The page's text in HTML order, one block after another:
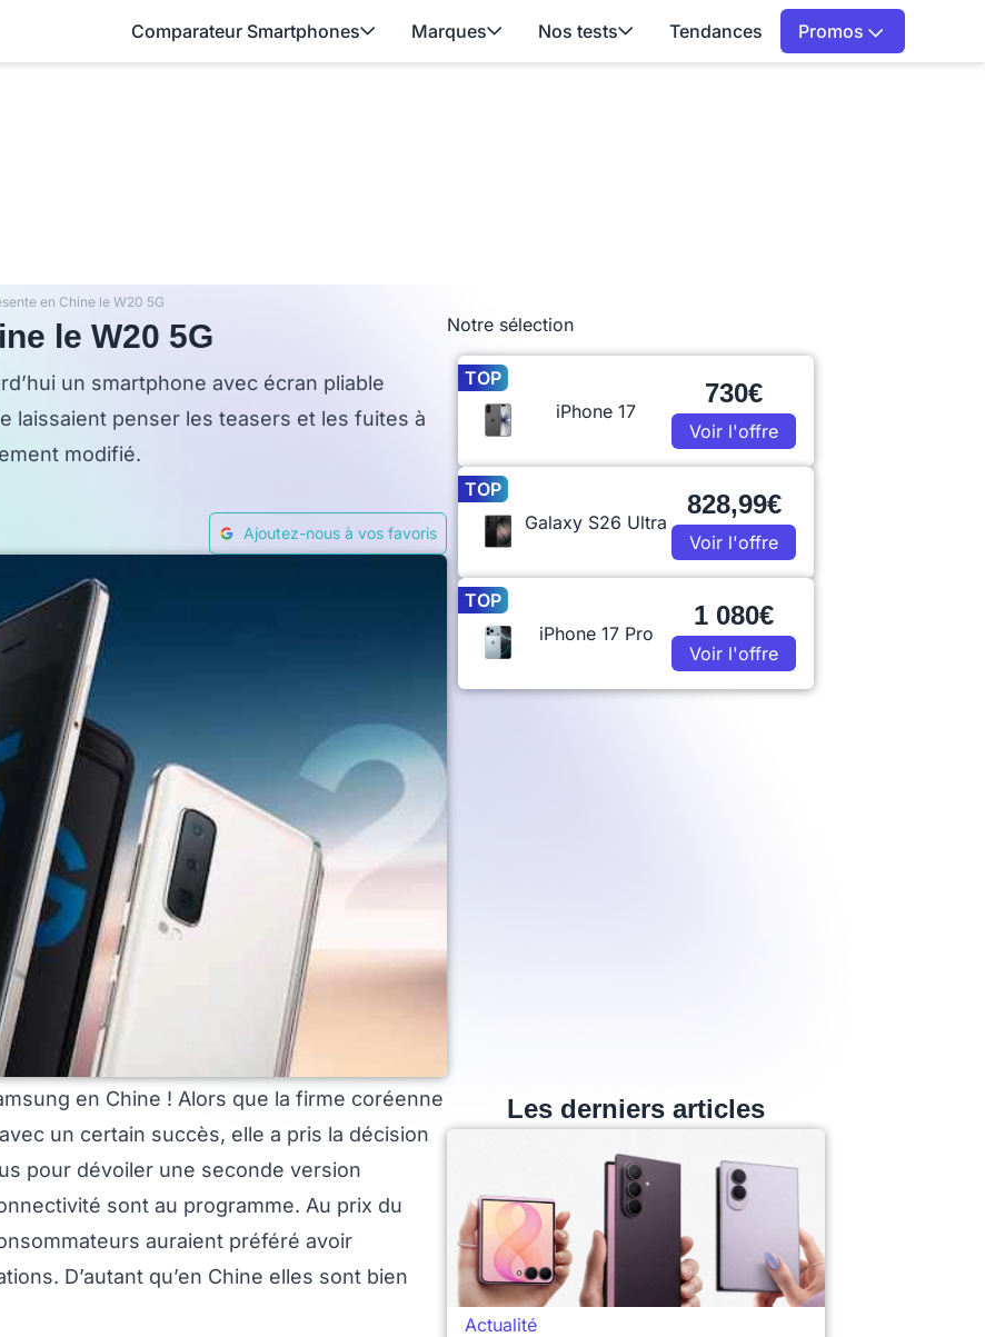
Comparateur Smartphones Marques Nos tests Tendances Promos
en Chine le W20 5G
le W20 5G
un smartphone avec écran pliable
laissaient penser les teasers et les fuites à
modifié.
Ajoutez-nous à vos favoris
en Chine ! Alors que la firme coréenne
un certain succès, elle a pris la décision
pour dévoiler une seconde version
sont au programme. Au prix du
auraient préféré avoir
D’autant qu’en Chine elles sont bien
Notre sélection
TOP
iPhone 17
730€
Voir l'offre
TOP
Galaxy S26 Ultra
828,99€
Voir l'offre
TOP
iPhone 17 Pro
1 080€
Voir l'offre
Les derniers articles
Actualité